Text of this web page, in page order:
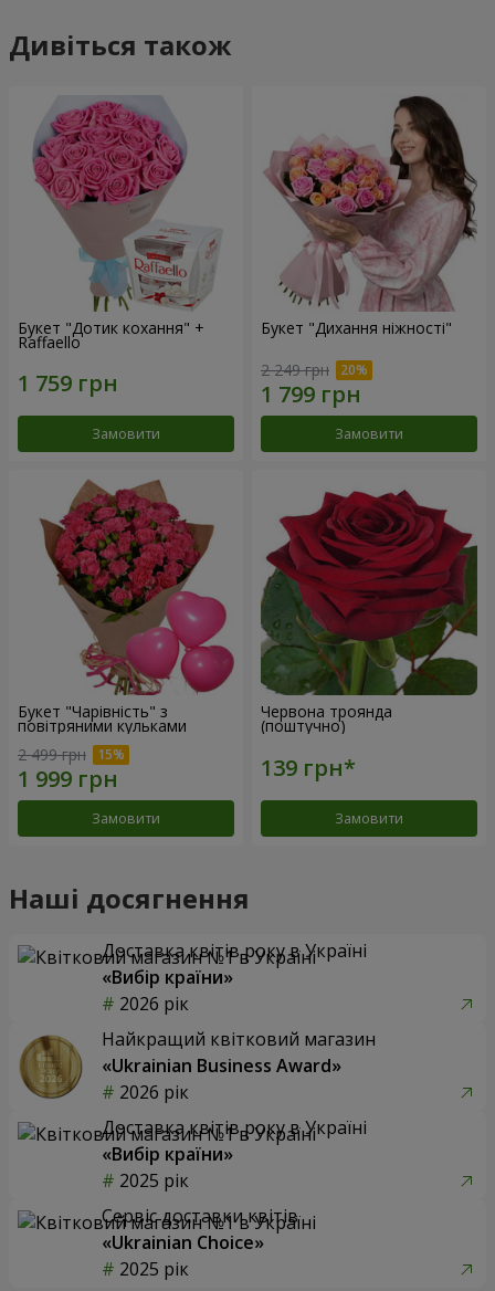
Дивіться також
Букет "Дотик кохання" +
Raffaello
Замовити
Букет "Дихання ніжності"
2 249 грн
Замовити
Букет "Чарівність" з
повітряними кульками
2 499 грн
Замовити
Червона троянда
(поштучно)
Замовити
Наші досягнення
Доставка квітів року в Україні
«Вибір країни»
2026 рік
Найкращий квітковий магазин
«Ukrainian Business Award»
2026 рік
Доставка квітів року в Україні
«Вибір країни»
2025 рік
Сервіс доставки квітів
«Ukrainian Choice»
2025 рік